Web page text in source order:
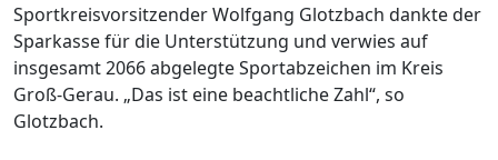
Sportkreisvorsitzender Wolfgang Glotzbach dankte der
Sparkasse für die Unterstützung und verwies auf
insgesamt 2066 abgelegte Sportabzeichen im Kreis
Groß-Gerau. „Das ist eine beachtliche Zahl“, so
Glotzbach.